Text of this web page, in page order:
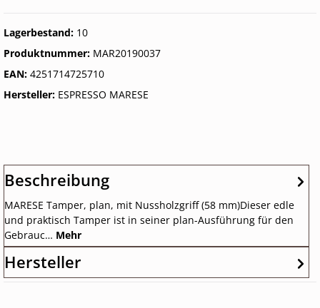
Lagerbestand: 10
Produktnummer: MAR20190037
EAN: 4251714725710
Hersteller: ESPRESSO MARESE
Beschreibung
MARESE Tamper, plan, mit Nussholzgriff (58 mm)Dieser edle
und praktisch Tamper ist in seiner plan-Ausführung für den
Gebrauc… Mehr
Hersteller